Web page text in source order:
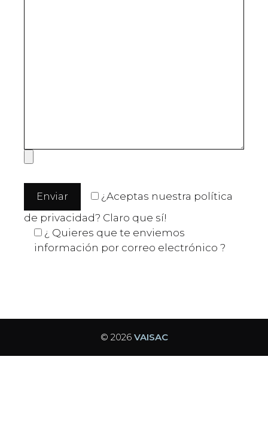
¿Aceptas nuestra política
de privacidad? Claro que sí!
¿ Quieres que te enviemos
información por correo electrónico ?
© 2026 VAISAC